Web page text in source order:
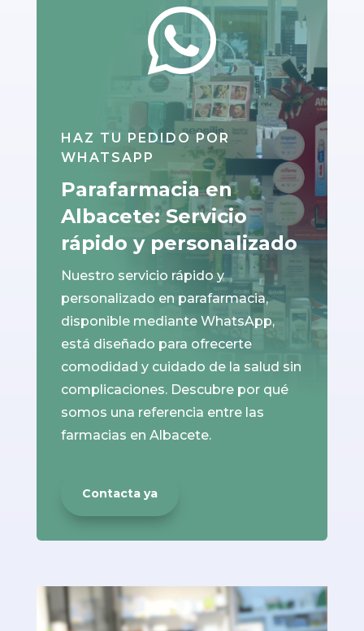

HAZ TU PEDIDO POR
WHATSAPP
Parafarmacia en
Albacete: Servicio
rápido y personalizado
Nuestro servicio rápido y
personalizado en parafarmacia,
disponible mediante WhatsApp,
está diseñado para ofrecerte
comodidad y cuidado de la salud sin
complicaciones. Descubre por qué
somos una referencia entre las
farmacias en Albacete.
Contacta ya